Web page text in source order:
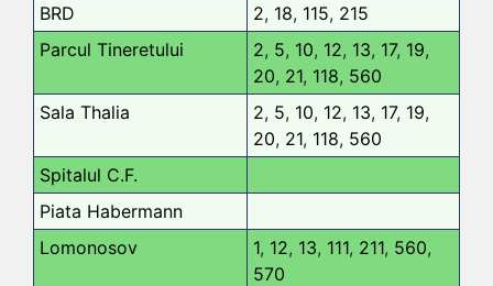
BRD
2, 18, 115, 215
Parcul Tineretului
2, 5, 10, 12, 13, 17, 19,
20, 21, 118, 560
Sala Thalia
2, 5, 10, 12, 13, 17, 19,
20, 21, 118, 560
Spitalul C.F.
Piata Habermann
Lomonosov
1, 12, 13, 111, 211, 560,
570